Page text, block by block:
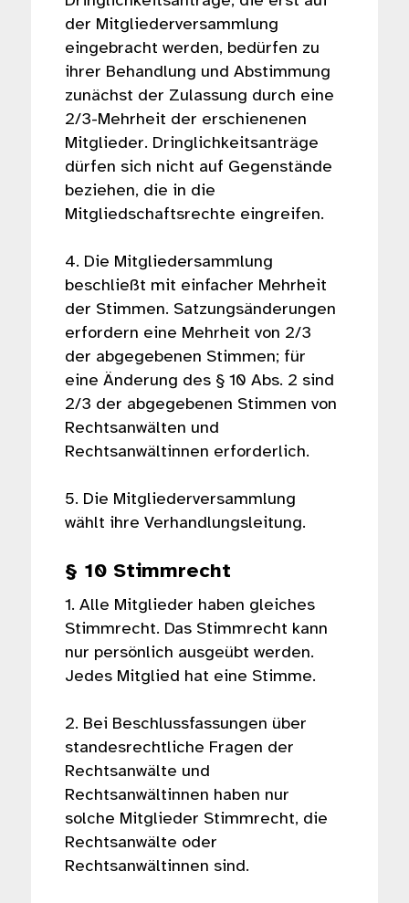
der Mitgliederversammlung
eingebracht werden, bedürfen zu
ihrer Behandlung und Abstimmung
zunächst der Zulassung durch eine
2/3-Mehrheit der erschienenen
Mitglieder. Dringlichkeitsanträge
dürfen sich nicht auf Gegenstände
beziehen, die in die
Mitgliedschaftsrechte eingreifen.
4. Die Mitgliedersammlung
beschließt mit einfacher Mehrheit
der Stimmen. Satzungsänderungen
erfordern eine Mehrheit von 2/3
der abgegebenen Stimmen; für
eine Änderung des § 10 Abs. 2 sind
2/3 der abgegebenen Stimmen von
Rechtsanwälten und
Rechtsanwältinnen erforderlich.
5. Die Mitgliederversammlung
wählt ihre Verhandlungsleitung.
§ 10 Stimmrecht
1. Alle Mitglieder haben gleiches
Stimmrecht. Das Stimmrecht kann
nur persönlich ausgeübt werden.
Jedes Mitglied hat eine Stimme.
2. Bei Beschlussfassungen über
standesrechtliche Fragen der
Rechtsanwälte und
Rechtsanwältinnen haben nur
solche Mitglieder Stimmrecht, die
Rechtsanwälte oder
Rechtsanwältinnen sind.